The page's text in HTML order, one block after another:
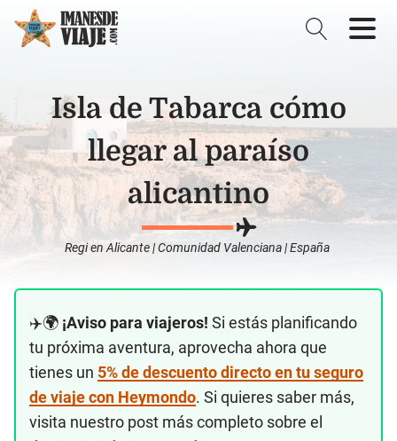
Isla de Tabarca cómo
llegar al paraíso
alicantino
Regien Alicante|Comunidad Valenciana|España
✈️🌍 ¡Aviso para viajeros! Si estás planificando
tu próxima aventura, aprovecha ahora que
tienes un 5% de descuento directo en tu seguro
de viaje con Heymondo. Si quieres saber más,
visita nuestro post más completo sobre el